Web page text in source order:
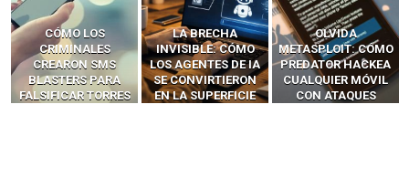
LA BRECHA
INVISIBLE: CÓMO
LOS AGENTES DE IA
SE CONVIRTIERON
EN LA SUPERFICIE
OLVIDA
METASPLOIT: CÓMO
PREDATOR HACKEA
CUALQUIER MÓVIL
CON ATAQUES
CÓMO LOS HACKERS
INTERCEPTAN OTPS
Y LLAMADAS
MÓVILES SIN
‘HACKEAR’ — EL